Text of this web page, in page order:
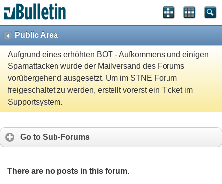
Public Area
Aufgrund eines erhöhten BOT - Aufkommens und einigen
Spamattacken wurde der Mailversand des Forums
vorübergehend ausgesetzt. Um im STNE Forum
freigeschaltet zu werden, erstellt vorerst ein Ticket im
Supportsystem.
Go to Sub-Forums
There are no posts in this forum.